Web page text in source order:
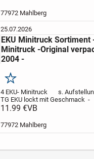
2004 - mit Mann -
77972 Mahlberg
25.07.2026
EKU Minitruck Sortiment
Minitruck -Original
2004 -
Merken
4 EKU- Minitruck s.
TG EKU lockt mit
L8 mit 2 Hängern + Fässer
Actros mit MB Sprinter
11.99 €VB
77972 Mahlberg